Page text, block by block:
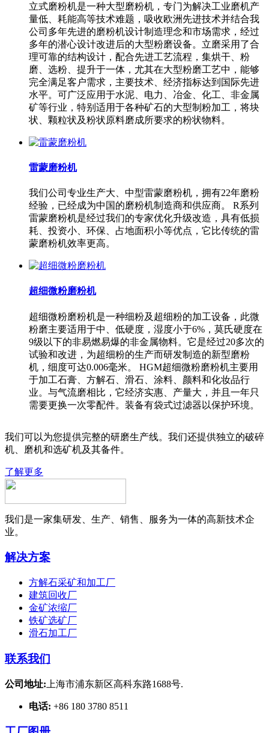
立式磨粉机是一种大型磨粉机，专门为解决工业磨机产
量低、耗能高等技术难题，吸收欧洲先进技术并结合我
公司多年先进的磨粉机设计制造理念和市场需求，经过
多年的潜心设计改进后的大型粉磨设备。立磨采用了合
理可靠的结构设计，配合先进工艺流程，集烘干、粉
磨、选粉、提升于一体，尤其在大型粉磨工艺中，能够
完全满足客户需求，主要技术、经济指标达到国际先进
水平。可广泛应用于水泥、电力、冶金、化工、非金属
矿等行业，特别适用于各种矿石的大型制粉加工，将块
状、颗粒状及粉状原料磨成所要求的粉状物料。
雷蒙磨粉机
我们公司专业生产大、中型雷蒙磨粉机，拥有22年磨粉
经验，已经成为中国的磨粉机制造商和供应商。 R系列
雷蒙磨粉机是经过我们的专家优化升级改造，具有低损
耗、投资小、环保、占地面积小等优点，它比传统的雷
蒙磨粉机效率更高。
超细微粉磨粉机
超细微粉磨粉机是一种细粉及超细粉的加工设备，此微
粉磨主要适用于中、低硬度，湿度小于6%，莫氏硬度在
9级以下的非易燃易爆的非金属物料。它是经过20多次的
试验和改进，为超细粉的生产而研发制造的新型磨粉
机，细度可达0.006毫米。 HGM超细微粉磨粉机主要用
于加工石膏、方解石、滑石、涂料、颜料和化妆品行
业。与气流磨相比，它经济实惠、产量大，并且一年只
需要更换一次零配件。装备有袋式过滤器以保护环境。
我们可以为您提供完整的研磨生产线。我们还提供独立的破碎
机、磨机和选矿机及其备件。
了解更多
我们是一家集研发、生产、销售、服务为一体的高新技术企
业。
解决方案
方解石采矿和加工厂
建筑回收厂
金矿浓缩厂
铁矿选矿厂
滑石加工厂
联系我们
公司地址: 上海市浦东新区高科东路1688号.
电话: +86 180 3780 8511